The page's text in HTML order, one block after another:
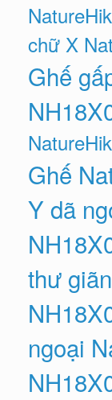
chữ X
Ghế
Ghế
Y dã
thư
ngoại